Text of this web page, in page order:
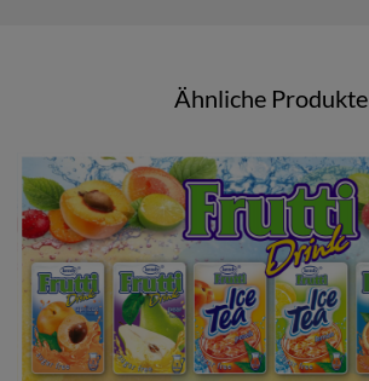
Ähnliche Produkte